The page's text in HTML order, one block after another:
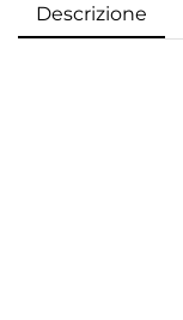
Descrizione